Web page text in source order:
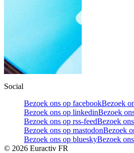
Social
Bezoek ons op facebookBezoek
Bezoek ons op linkedinBezoek
Bezoek ons op rss-feedBezoek
Bezoek ons op mastodonBezoek
Bezoek ons op blueskyBezoek
© 2026 Euractiv FR